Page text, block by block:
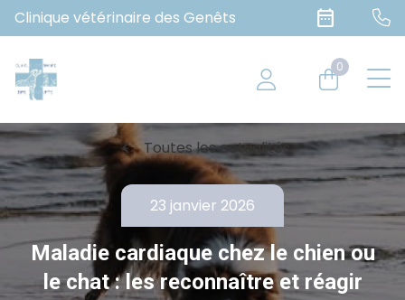
Clinique vétérinaire des Genêts date_range
0
chevron_left Toutes les actualités
23 janvier 2026
Maladie cardiaque chez le chien ou
le chat : les reconnaître et réagir